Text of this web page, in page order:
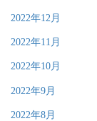
2022年12月
2022年11月
2022年10月
2022年9月
2022年8月